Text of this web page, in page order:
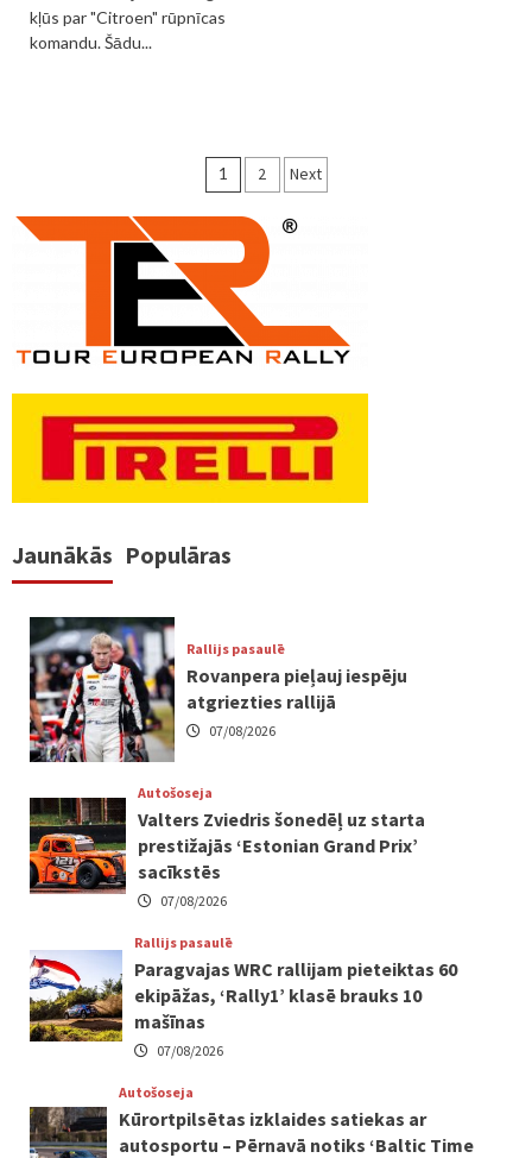
kļūs par "Citroen" rūpnīcas
komandu. Šādu...
Ziņu
numerācija
pēc
lappusēm
1 2 Next
Jaunākās Populāras
Rallijs pasaulē
Rovanpera pieļauj iespēju
atgriezties rallijā
07/08/2026
Autošoseja
Valters Zviedris šonedēļ uz starta
prestižajās ‘Estonian Grand Prix’
sacīkstēs
07/08/2026
Rallijs pasaulē
Paragvajas WRC rallijam pieteiktas 60
ekipāžas, ‘Rally1’ klasē brauks 10
mašīnas
07/08/2026
Autošoseja
Kūrortpilsētas izklaides satiekas ar
autosportu – Pērnavā notiks ‘Baltic Time